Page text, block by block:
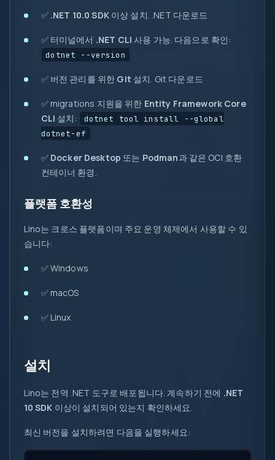
1
{ }
=>
var
?.
( )
new
✅ .NET 10.0 SDK이상 설치. .NET 다운로드
✅ 터미널에서 .NET CLI 사용 가능. 다음으로 확인:
dotnet --version
✅ 버전 관리를 위한 Git 설치. Git 다운로드
✅ migrations 지원을 위한 Entity Framework Core
CLI 설치:
dotnet tool install --global
dotnet-ef
✅ Docker Desktop 또는 Podman과 같은 OCI 호환
컨테이너 환경.
플랫폼 호환성
Lino는 크로스 플랫폼이며 주요 운영 체제에서 사용할 수 있
습니다:
✅ Windows
✅ macOS
✅ Linux
설치
Lino는 전역 .NET 도구로 배포됩니다. 계속하기 전에 .NET
10 SDK 이상이 설치되어 있는지 확인하세요.
최신 버전을 설치하려면 다음을 실행하세요: